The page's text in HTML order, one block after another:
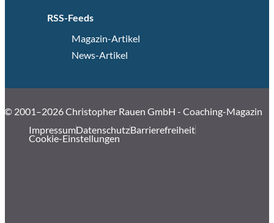
RSS-Feeds
Magazin-Artikel
News-Artikel
© 2001–2026 Christopher Rauen GmbH - Coaching-Magazin
ImpressumDatenschutzBarrierefreiheit
Cookie-Einstellungen